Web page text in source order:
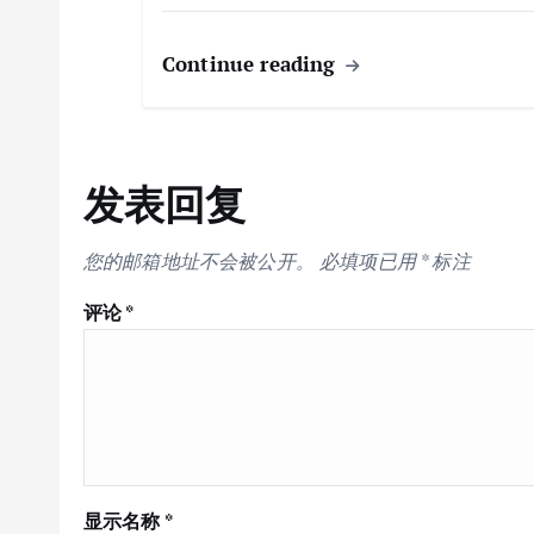
Continue reading
发表回复
您的邮箱地址不会被公开。 必填项已用*标注
评论*
显示名称*